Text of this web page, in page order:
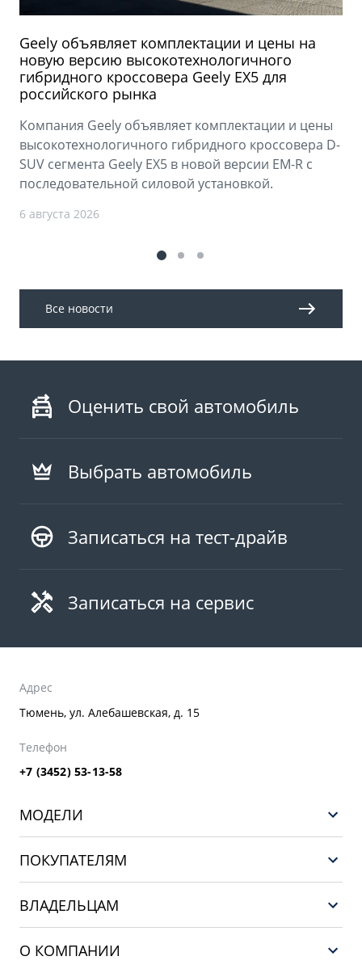
Geely объявляет комплектации и цены на
новую версию высокотехнологичного
гибридного кроссовера Geely EX5 для
российского рынка
Компания Geely объявляет комплектации и цены
высокотехнологичного гибридного кроссовера D-
SUV сегмента Geely EX5 в новой версии EM-R с
последовательной силовой установкой.
6 августа 2026
Все новости
Оценить свой автомобиль
Выбрать автомобиль
Записаться на тест-драйв
Записаться на сервис
Адрес
Тюмень, ул. Алебашевская, д. 15
Телефон
+7 (3452) 53-13-58
МОДЕЛИ
CITYRAY
ATLAS
OKAVANGO
ПОКУПАТЕЛЯМ
ВЛАДЕЛЬЦАМ
О КОМПАНИИ